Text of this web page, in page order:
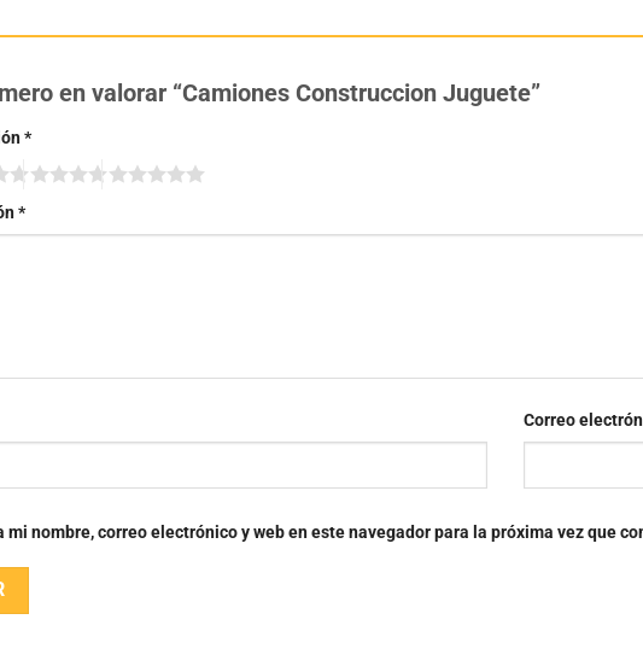
en valorar “Camiones Construccion Juguete”
*
*
Correo
mi nombre, correo electrónico y web en este navegador para la próxima vez que